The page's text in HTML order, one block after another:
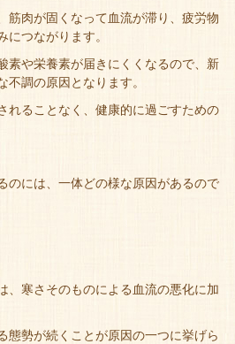
筋肉が固くなって血流が滞り、疲労物
につながります。
素や栄養素が届きにくくなるので、新
不調の原因となります。
れることなく、健康的に過ごすための
のには、一体どの様な原因があるので
、寒さそのものによる血流の悪化に加
態勢が続くことが原因の一つに挙げら